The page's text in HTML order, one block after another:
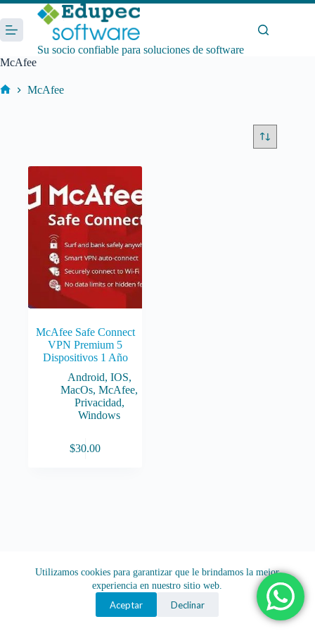
Saltar
al
contenido
Utilizamos cookies para garantizar que le brindamos la mejor
experiencia en nuestro sitio web.
Aceptar Declinar
Su socio confiable para soluciones de software
McAfee
McAfee
McAfee Safe Connect
VPN Premium 5
Dispositivos 1 Año
Android, IOS,
MacOs,McAfee,
Privacidad,
Windows
$30.00